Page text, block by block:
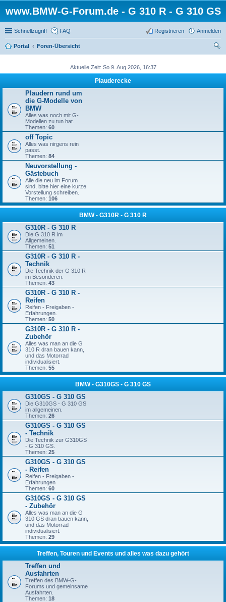
www.BMW-G-Forum.de - G 310 R - G 310 GS
Schnellzugriff FAQ Anmelden
Registrieren
Portal
Foren-Übersicht
Aktuelle Zeit: So 9. Aug 2026, 16:37
Plauderecke
Plaudern rund um
die G-Modelle von
BMW
Alles was noch mit G-
Modellen zu tun hat.
Themen: 60
off Topic
Alles was nirgens rein
passt.
Themen: 84
Neuvorstellung -
Gästebuch
Alle die neu im Forum
sind, bitte hier eine kurze
Vorstellung schreiben.
Themen: 106
BMW - G310R - G 310 R
G310R - G 310 R
Die G 310 R im
Allgemeinen.
Themen: 51
G310R - G 310 R -
Technik
Die Technik der G 310 R
im Besonderen.
Themen: 43
G310R - G 310 R -
Reifen
Reifen - Freigaben -
Erfahrungen.
Themen: 50
G310R - G 310 R -
Zubehör
Alles was man an die G
310 R dran bauen kann,
und das Motorrad
individualisiert.
Themen: 55
BMW - G310GS - G 310 GS
G310GS - G 310 GS
Die G310GS - G 310 GS
im allgemeinen.
Themen: 26
G310GS - G 310 GS
- Technik
Die Technik zur G310GS
- G 310 GS.
Themen: 25
G310GS - G 310 GS
- Reifen
Reifen - Freigaben -
Erfahrungen
Themen: 60
G310GS - G 310 GS
- Zubehör
Alles was man an die G
310 GS dran bauen kann,
und das Motorrad
individualisiert.
Themen: 29
Treffen, Touren und Events und alles was dazu gehört
Treffen und
Ausfahrten
Treffen des BMW-G-
Forums und gemeinsame
Ausfahrten.
Themen: 18